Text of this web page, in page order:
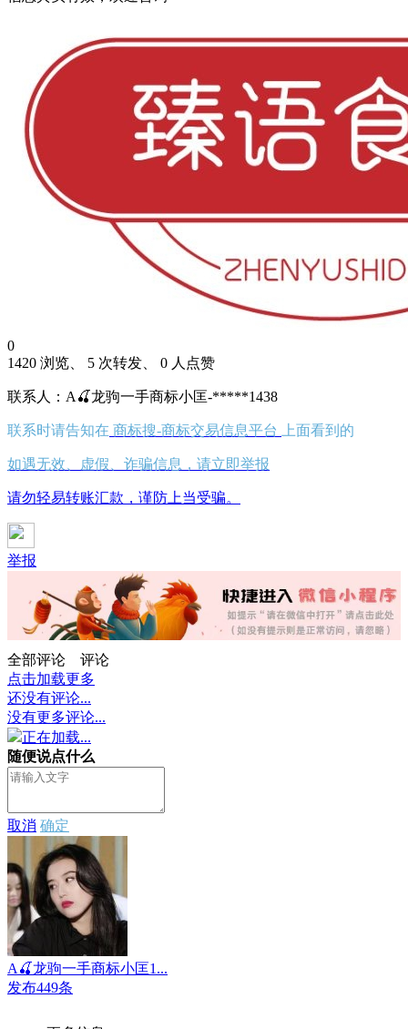
0
1420 浏览、 5 次转发、 0 人点赞
联系人：A🍒龙驹一手商标小匡-*****1438
联系时请告知在 商标搜-商标交易信息平台 上面看到的
如遇无效、虚假、诈骗信息，请立即举报
请勿轻易转账汇款，谨防上当受骗。
举报
全部评论
评论
点击加载更多
还没有评论...
没有更多评论...
正在加载...
随便说点什么
取消 确定
A🍒龙驹一手商标小匡1...
发布449条